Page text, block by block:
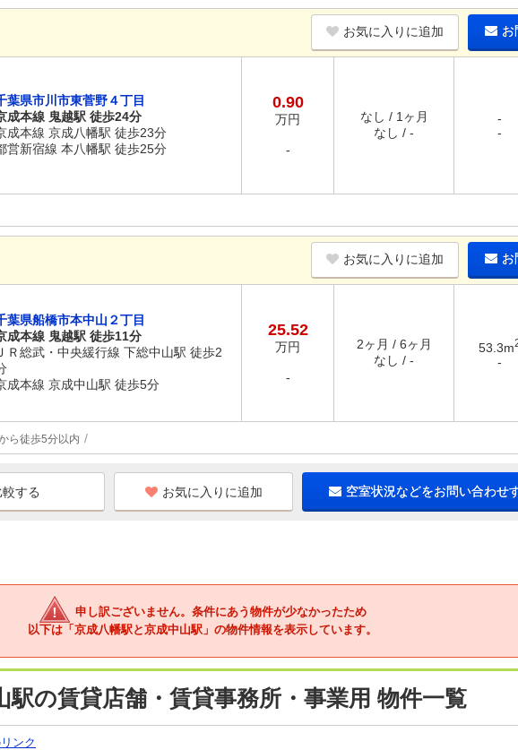
お気に入りに追加 お
葉県市川市東菅野４丁目
成本線 鬼越駅 徒歩24分
成本線 京成八幡駅 徒歩23分
営新宿線 本八幡駅 徒歩25分
0.90
万円
-
なし / 1ヶ月
なし / -
-
-
お気に入りに追加 お
葉県船橋市本中山２丁目
成本線 鬼越駅 徒歩11分
ＪＲ総武・中央緩行線 下総中山駅 徒歩2
成本線 京成中山駅 徒歩5分
25.52
万円
-
2ヶ月 / 6ヶ月
なし / -
53.3m
-
ら徒歩5分以内
お気に入りに追加 空室状況などをお問い合わせ
申し訳ございません。条件にあう物件が少なかったため
以下は「京成八幡駅と京成中山駅」の物件情報を表示しています。
駅の賃貸店舗・賃貸事務所・事業用 物件一覧
ンク